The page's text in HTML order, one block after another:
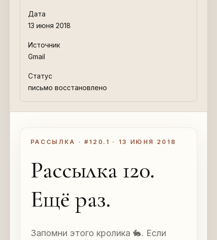
Дата
13 июня 2018
Источник
Gmail
Статус
письмо восстановлено
РАССЫЛКА · #120.1 · 13 ИЮНЯ 2018
Рассылка 120.
Ещё раз.
Запомни этого кролика 🐇. Если